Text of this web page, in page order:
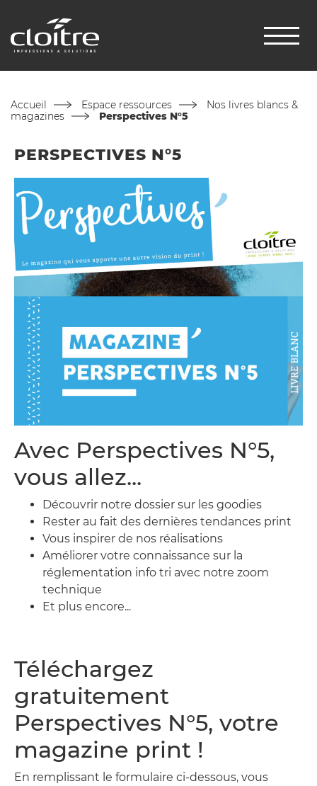
Accueil Espace ressources
Nos livres blancs &
magazines
Perspectives N°5
PERSPECTIVES N°5
Avec Perspectives N°5,
vous allez...
Découvrir notre dossier sur les goodies
Rester au fait des dernières tendances print
Vous inspirer de nos réalisations
Améliorer votre connaissance sur la
réglementation info tri avec notre zoom
technique
Et plus encore...
Téléchargez
gratuitement
Perspectives N°5, votre
magazine print !
En remplissant le formulaire ci-dessous, vous